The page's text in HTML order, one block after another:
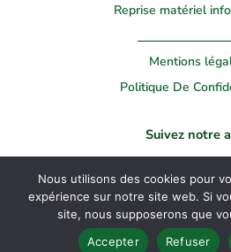
Reprise matériel
Mentions
Politique De
Suivez notre
Copyright © 2022 Broker Informatique |
Nous utilisons des cookies pour
expérience sur notre site web. Si
site, nous supposerons que
Accepter
Refuser